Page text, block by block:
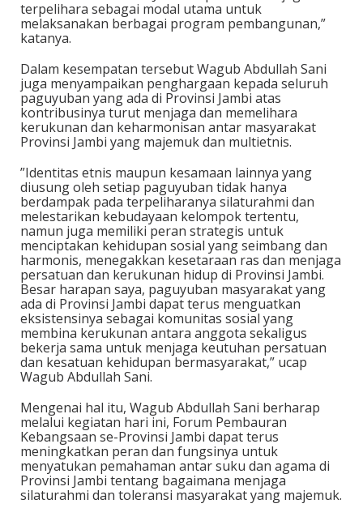
terpelihara sebagai modal utama untuk
melaksanakan berbagai program pembangunan,”
katanya.
Dalam kesempatan tersebut Wagub Abdullah Sani
juga menyampaikan penghargaan kepada seluruh
paguyuban yang ada di Provinsi Jambi atas
kontribusinya turut menjaga dan memelihara
kerukunan dan keharmonisan antar masyarakat
Provinsi Jambi yang majemuk dan multietnis.
”Identitas etnis maupun kesamaan lainnya yang
diusung oleh setiap paguyuban tidak hanya
berdampak pada terpeliharanya silaturahmi dan
melestarikan kebudayaan kelompok tertentu,
namun juga memiliki peran strategis untuk
menciptakan kehidupan sosial yang seimbang dan
harmonis, menegakkan kesetaraan ras dan menjaga
persatuan dan kerukunan hidup di Provinsi Jambi.
Besar harapan saya, paguyuban masyarakat yang
ada di Provinsi Jambi dapat terus menguatkan
eksistensinya sebagai komunitas sosial yang
membina kerukunan antara anggota sekaligus
bekerja sama untuk menjaga keutuhan persatuan
dan kesatuan kehidupan bermasyarakat,” ucap
Wagub Abdullah Sani.
Mengenai hal itu, Wagub Abdullah Sani berharap
melalui kegiatan hari ini, Forum Pembauran
Kebangsaan se-Provinsi Jambi dapat terus
meningkatkan peran dan fungsinya untuk
menyatukan pemahaman antar suku dan agama di
Provinsi Jambi tentang bagaimana menjaga
silaturahmi dan toleransi masyarakat yang majemuk.